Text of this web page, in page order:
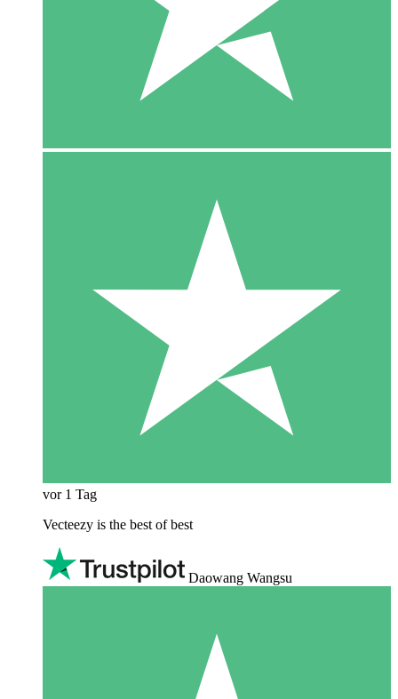
vor 1 Tag
Vecteezy is the best of best
Daowang Wangsu